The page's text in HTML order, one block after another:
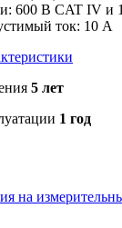
600 В CAT IV
ток: 10 А
5 лет
1 год
на